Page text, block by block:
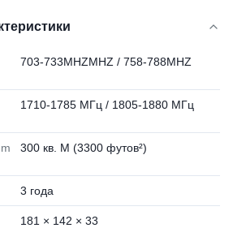
703-733MHZMHZ / 758-788MHZ
1710-1785 МГц / 1805-1880 МГц
300 кв. М (3300 футов²)
3 года
181 × 142 × 33